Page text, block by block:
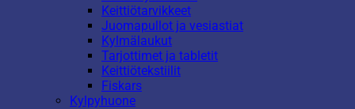
Keittiötarvikkeet
Juomapullot ja vesiastiat
Kylmälaukut
Tarjottimet ja tabletit
Keittiötekstiilit
Fiskars
Kylpyhuone